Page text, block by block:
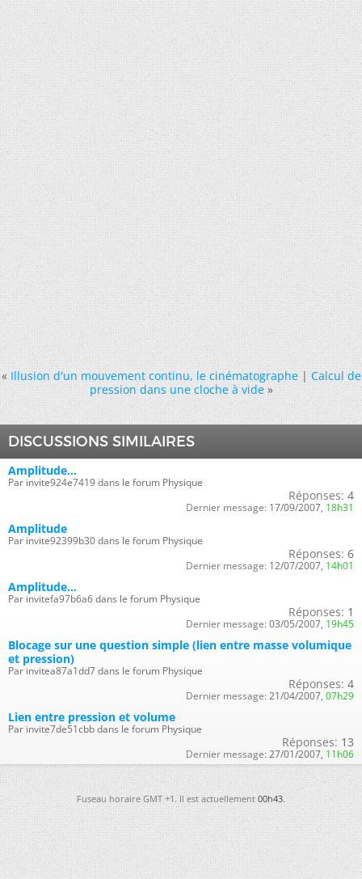
« Illusion d'un mouvement continu, le cinématographe|Calcul de
pression dans une cloche à vide »
DISCUSSIONS SIMILAIRES
Amplitude...
Par invite924e7419 dans le forum Physique
Réponses: 4
Dernier message: 17/09/2007, 18h31
Amplitude
Par invite92399b30 dans le forum Physique
Réponses: 6
Dernier message: 12/07/2007, 14h01
Amplitude...
Par invitefa97b6a6 dans le forum Physique
Réponses: 1
Dernier message: 03/05/2007, 19h45
Blocage sur une question simple (lien entre masse volumique
et pression)
Par invitea87a1dd7 dans le forum Physique
Réponses: 4
Dernier message: 21/04/2007, 07h29
Lien entre pression et volume
Par invite7de51cbb dans le forum Physique
Réponses: 13
Dernier message: 27/01/2007, 11h06
Fuseau horaire GMT +1. Il est actuellement00h43.